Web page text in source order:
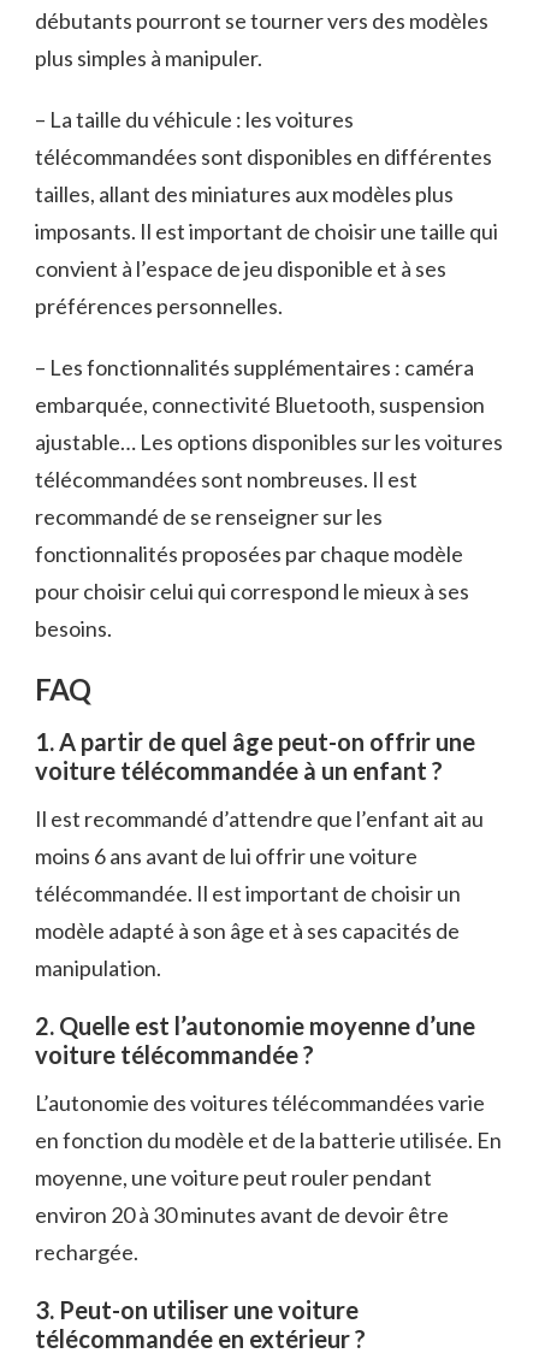
débutants pourront se tourner vers des modèles
plus simples à manipuler.
– La taille du véhicule : les voitures
télécommandées sont disponibles en différentes
tailles, allant des miniatures aux modèles plus
imposants. Il est important de choisir une taille qui
convient à l’espace de jeu disponible et à ses
préférences personnelles.
– Les fonctionnalités supplémentaires : caméra
embarquée, connectivité Bluetooth, suspension
ajustable… Les options disponibles sur les voitures
télécommandées sont nombreuses. Il est
recommandé de se renseigner sur les
fonctionnalités proposées par chaque modèle
pour choisir celui qui correspond le mieux à ses
besoins.
FAQ
1. A partir de quel âge peut-on offrir une
voiture télécommandée à un enfant ?
Il est recommandé d’attendre que l’enfant ait au
moins 6 ans avant de lui offrir une voiture
télécommandée. Il est important de choisir un
modèle adapté à son âge et à ses capacités de
manipulation.
2. Quelle est l’autonomie moyenne d’une
voiture télécommandée ?
L’autonomie des voitures télécommandées varie
en fonction du modèle et de la batterie utilisée. En
moyenne, une voiture peut rouler pendant
environ 20 à 30 minutes avant de devoir être
rechargée.
3. Peut-on utiliser une voiture
télécommandée en extérieur ?